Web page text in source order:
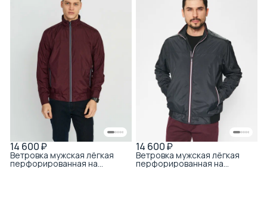
14 600 ₽
Ветровка мужская лёгкая
перфорированная на
молнии бордовая
14 600 ₽
Ветровка мужская лёгкая
перфорированная на
молнии чёрная